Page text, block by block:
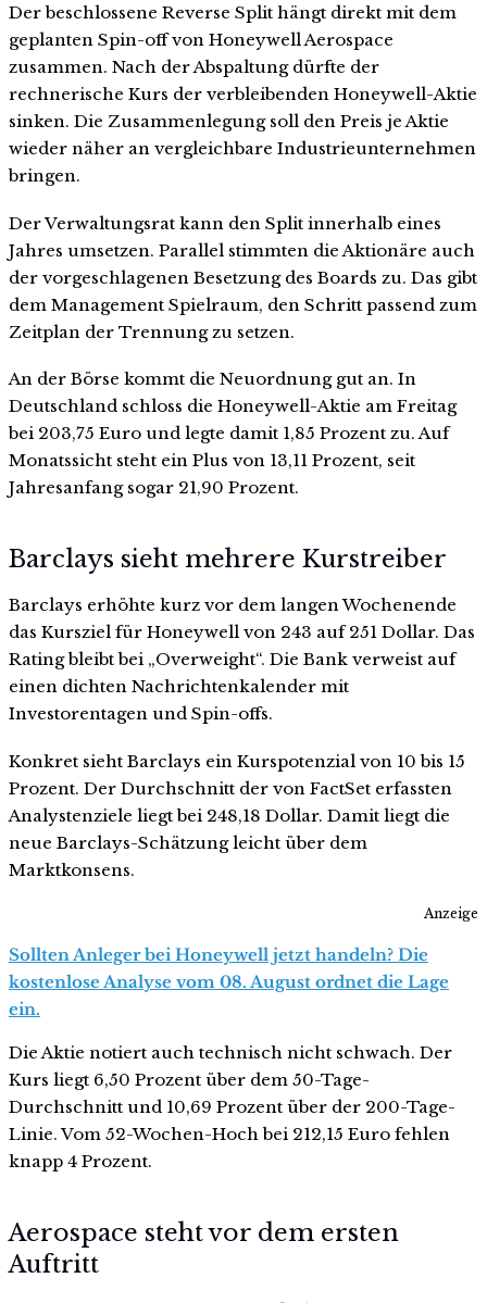
Der beschlossene Reverse Split hängt direkt mit dem
geplanten Spin-off von Honeywell Aerospace
zusammen. Nach der Abspaltung dürfte der
rechnerische Kurs der verbleibenden Honeywell-Aktie
sinken. Die Zusammenlegung soll den Preis je Aktie
wieder näher an vergleichbare Industrieunternehmen
bringen.
Der Verwaltungsrat kann den Split innerhalb eines
Jahres umsetzen. Parallel stimmten die Aktionäre auch
der vorgeschlagenen Besetzung des Boards zu. Das gibt
dem Management Spielraum, den Schritt passend zum
Zeitplan der Trennung zu setzen.
An der Börse kommt die Neuordnung gut an. In
Deutschland schloss die Honeywell-Aktie am Freitag
bei 203,75 Euro und legte damit 1,85 Prozent zu. Auf
Monatssicht steht ein Plus von 13,11 Prozent, seit
Jahresanfang sogar 21,90 Prozent.
Barclays sieht mehrere Kurstreiber
Barclays erhöhte kurz vor dem langen Wochenende
das Kursziel für Honeywell von 243 auf 251 Dollar. Das
Rating bleibt bei „Overweight“. Die Bank verweist auf
einen dichten Nachrichtenkalender mit
Investorentagen und Spin-offs.
Konkret sieht Barclays ein Kurspotenzial von 10 bis 15
Prozent. Der Durchschnitt der von FactSet erfassten
Analystenziele liegt bei 248,18 Dollar. Damit liegt die
neue Barclays-Schätzung leicht über dem
Marktkonsens.
Anzeige
Sollten Anleger bei Honeywell jetzt handeln? Die
kostenlose Analyse vom 08. August ordnet die Lage
ein.
Die Aktie notiert auch technisch nicht schwach. Der
Kurs liegt 6,50 Prozent über dem 50-Tage-
Durchschnitt und 10,69 Prozent über der 200-Tage-
Linie. Vom 52-Wochen-Hoch bei 212,15 Euro fehlen
knapp 4 Prozent.
Aerospace steht vor dem ersten
Auftritt